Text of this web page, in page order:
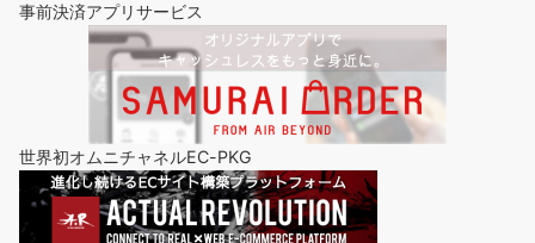
事前決済アプリサービス
世界初オムニチャネルEC-PKG